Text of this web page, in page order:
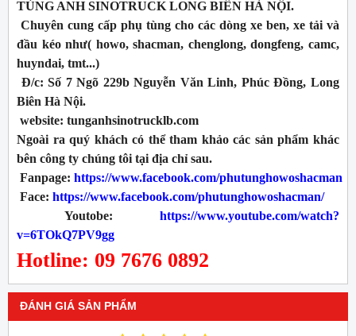
TÙNG ANH SINOTRUCK LONG BIÊN HÀ NỘI.
Chuyên cung cấp phụ tùng cho các dòng xe ben, xe tải và
đầu kéo như( howo, shacman, chenglong, dongfeng, camc,
huyndai, tmt...)
Đ/c: Số 7 Ngõ 229b Nguyễn Văn Linh, Phúc Đồng, Long
Biên Hà Nội.
website: tunganhsinotrucklb.com
Ngoài ra quý khách có thể tham khảo các sản phẩm khác
bên công ty chúng tôi tại địa chỉ sau.
Fanpage: https://www.facebook.com/phutunghowoshacman
Face: https://www.facebook.com/phutunghowoshacman/
Youtobe: https://www.youtube.com/watch?
v=6TOkQ7PV9gg
Hotline: 09 7676 0892
ĐÁNH GIÁ SẢN PHẨM